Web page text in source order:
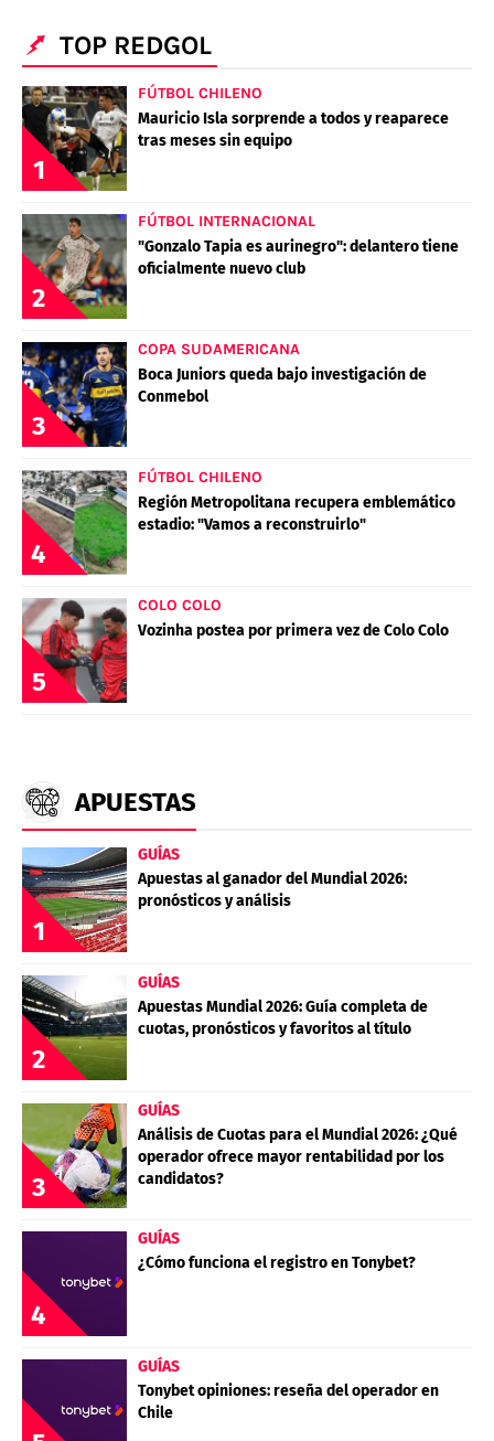
TOP REDGOL
1
FÚTBOL CHILENO
Mauricio Isla sorprende a todos y reaparece
tras meses sin equipo
2
FÚTBOL INTERNACIONAL
"Gonzalo Tapia es aurinegro": delantero tiene
oficialmente nuevo club
3
COPA SUDAMERICANA
Boca Juniors queda bajo investigación de
Conmebol
4
FÚTBOL CHILENO
Región Metropolitana recupera emblemático
estadio: "Vamos a reconstruirlo"
5
COLO COLO
Vozinha postea por primera vez de Colo Colo
APUESTAS
1
GUÍAS
Apuestas al ganador del Mundial 2026:
pronósticos y análisis
2
GUÍAS
Apuestas Mundial 2026: Guía completa de
cuotas, pronósticos y favoritos al título
3
GUÍAS
Análisis de Cuotas para el Mundial 2026: ¿Qué
operador ofrece mayor rentabilidad por los
candidatos?
4
GUÍAS
¿Cómo funciona el registro en Tonybet?
GUÍAS
Tonybet opiniones: reseña del operador en
Chile